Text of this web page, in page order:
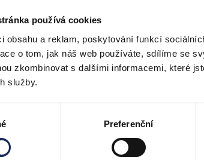
používá cookies
obsahu a reklam, poskytování funkcí
o tom, jak náš web používáte, sdílíme se
zkombinovat s dalšími informacemi, které
služby.
Preferenční
sektorem a
rozvoje, regulují a zpřísňují normy eliminující
míru využití obnovitelných zdrojů, ať už v
V současnosti povolují stavební úřady
jsou tak nuceni posouvat své projekty
komunitních principů fungování. Vedle
soběstačnost? Jaká je její reálná